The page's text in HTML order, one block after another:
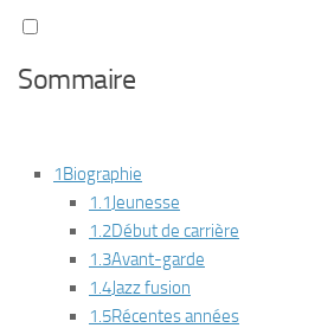
Sommaire
1Biographie
1.1Jeunesse
1.2Début de carrière
1.3Avant-garde
1.4Jazz fusion
1.5Récentes années